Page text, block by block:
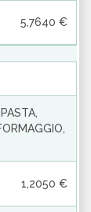
5,7640 €
1,2050 €